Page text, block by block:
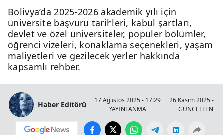
Bolivya’da 2025-2026 akademik yılı için
üniversite başvuru tarihleri, kabul şartları,
devlet ve özel üniversiteler, popüler bölümler,
öğrenci vizeleri, konaklama seçenekleri, yaşam
maliyetleri ve gezilecek yerler hakkında
kapsamlı rehber.
Haber Editörü
17 Ağustos 2025 - 17:29
YAYINLANMA
26 Kasım 2025 -
GÜNCELLENME